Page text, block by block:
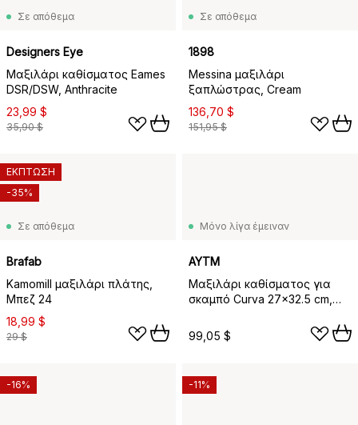
Σε απόθεμα
Designers Eye
Μαξιλάρι καθίσματος Eames
DSR/DSW, Anthracite
23,99 $
35,90 $
Σε απόθεμα
1898
Messina μαξιλάρι
ξαπλώστρας, Cream
136,70 $
151,95 $
Σε απόθεμα
Brafab
Kamomill μαξιλάρι πλάτης,
Μπεζ 24
18,99 $
29 $
ΕΚΠΤΩΣΗ
-35%
Μόνο λίγα έμειναν
AYTM
Μαξιλάρι καθίσματος για
σκαμπό Curva 27x32.5 cm,
99,05 $
-16% -11%